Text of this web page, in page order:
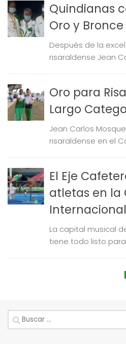
Quindianas
Oro y
Después de la
risaraldense Jean
Oro para
Largo
Jean Carlos
risaraldense en el
El Eje
atletas en la
La capital musical
tiene todo listo
Buscar: